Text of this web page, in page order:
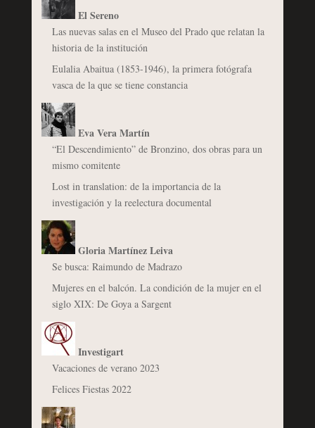
El Sereno
Las nuevas salas en el Museo del Prado que relatan la
historia de la institución
Eulalia Abaitua (1853-1946), la primera fotógrafa
vasca de la que se tiene constancia
Eva Vera Martín
“El Descendimiento” de Bronzino, dos obras para un
mismo comitente
Lost in translation: de la importancia de la
investigación y la reelectura documental
Gloria Martínez Leiva
Se busca: Raimundo de Madrazo
Mujeres en el balcón. La condición de la mujer en el
siglo XIX: De Goya a Sargent
Investigart
Vacaciones de verano 2023
Felices Fiestas 2022